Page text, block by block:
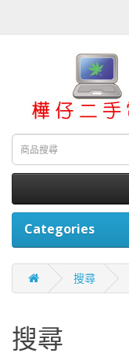
Categories
搜尋
搜尋